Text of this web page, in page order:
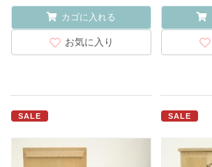
カゴに入れる
お気に入り
SALE SALE